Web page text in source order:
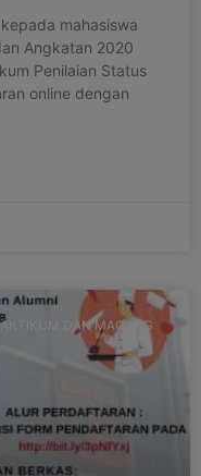
mahasiswa
Angkatan 2020
Penilaian Status
online dengan
DAN MAGANG